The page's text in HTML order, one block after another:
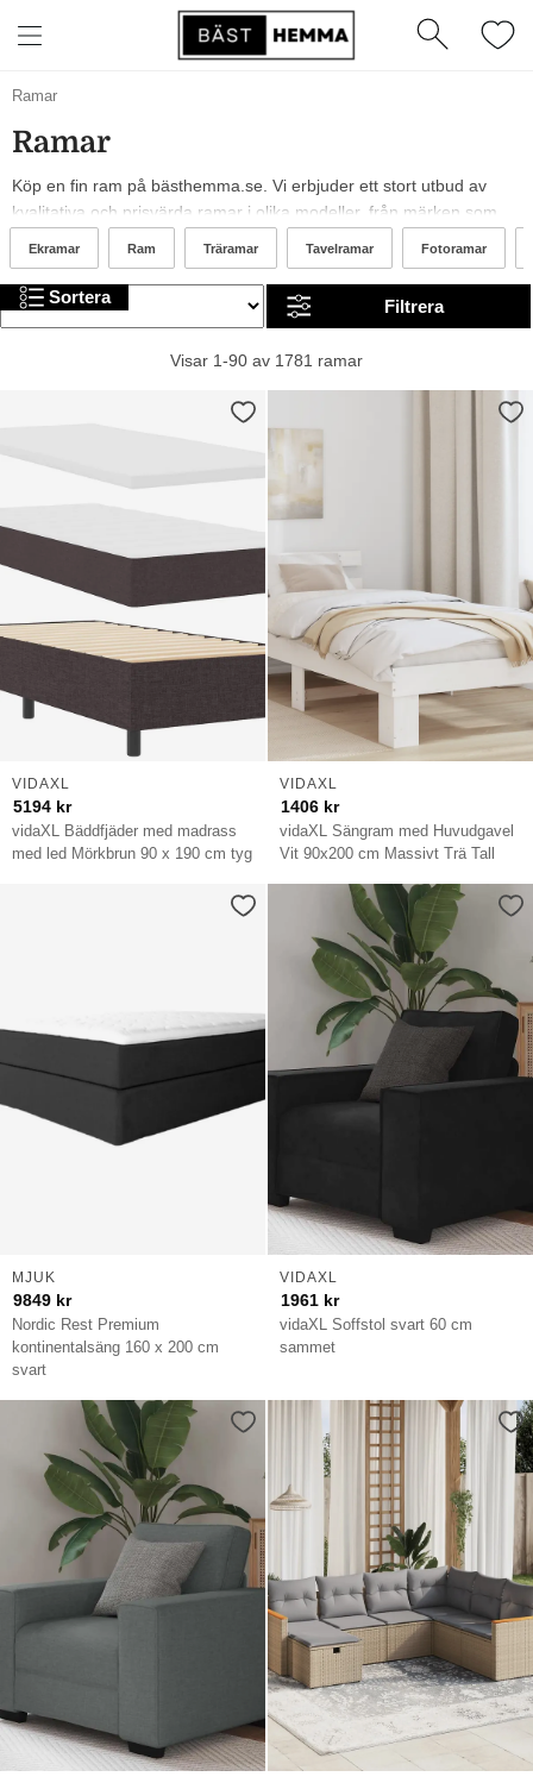
Ramar
Ramar
Köp en fin ram på bästhemma.se. Vi erbjuder ett stort utbud av
kvalitativa och prisvärda ramar i olika modeller, från märken som
med blåa, orangea och gröna ramar. I sortimentet finns allt från
billiga till mer exklusiva alternativ. Trevlig shopping!
Ekramar Ram Träramar Tavelramar Fotoramar
Sortera Filtrera
Visar 1-90 av 1781 ramar
vidaXL Bäddfjäder med madrass
med led Mörkbrun 90 x 190 cm tyg
VIDAXL
5194 kr
vidaXL Sängram med Huvudgavel
Vit 90x200 cm Massivt Trä Tall
VIDAXL
1406 kr
Nordic Rest Premium
kontinentalsäng 160 x 200 cm
svart
MJUK
9849 kr
vidaXL Soffstol svart 60 cm
sammet
VIDAXL
1961 kr